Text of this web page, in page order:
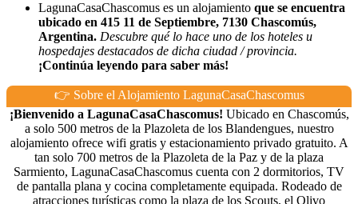
LagunaCasaChascomus es un alojamiento que se encuentra
ubicado en 415 11 de Septiembre, 7130 Chascomús,
Argentina. Descubre qué lo hace uno de los hoteles u
hospedajes destacados de dicha ciudad / provincia.
¡Continúa leyendo para saber más!
👉 Sobre el Alojamiento LagunaCasaChascomus
¡Bienvenido a LagunaCasaChascomus! Ubicado en Chascomús,
a solo 500 metros de la Plazoleta de los Blandengues, nuestro
alojamiento ofrece wifi gratis y estacionamiento privado gratuito. A
tan solo 700 metros de la Plazoleta de la Paz y de la plaza
Sarmiento, LagunaCasaChascomus cuenta con 2 dormitorios, TV
de pantalla plana y cocina completamente equipada. Rodeado de
atracciones turísticas como la plaza de los Scouts, el Olivo